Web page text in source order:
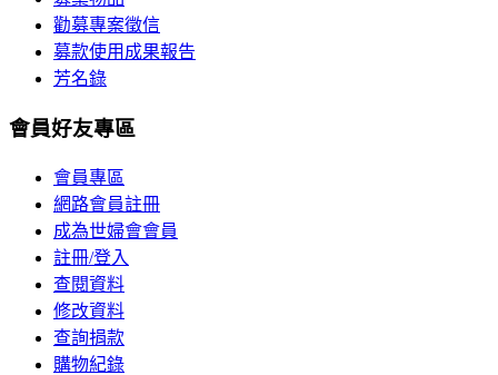
勸募專案徵信
募款使用成果報告
芳名錄
會員好友專區
會員專區
網路會員註冊
成為世婦會會員
註冊/登入
查閱資料
修改資料
查詢捐款
購物紀錄